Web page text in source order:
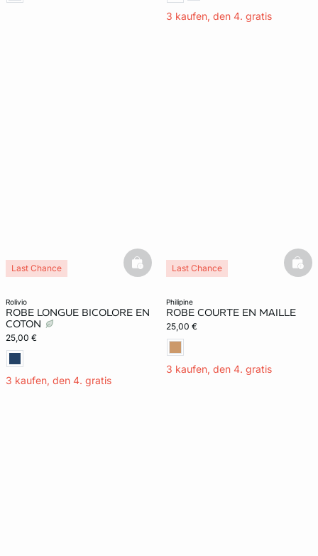
3 kaufen, den 4. gratis
rolivio
ROBE LONGUE BICOLORE EN
COTON
25,00 €
3 kaufen, den 4. gratis
Last Chance basketfull
philipine
ROBE COURTE EN MAILLE
25,00 €
3 kaufen, den 4. gratis
Last Chance